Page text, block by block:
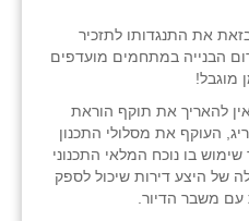
את התנגדותו לתזכיר
הבנייה במתחמים מועדפים
מוגבל!
להאריך את תוקף הוראת
העוקף את מסלולי התכנון
בו נוכח המלאי התכנוני
של היצע דירות שיכול לספק
משבר הדיור.